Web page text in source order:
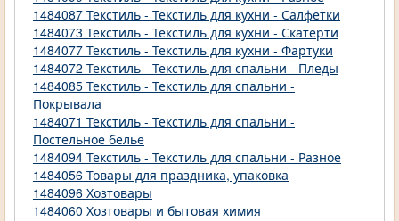
1484087 Текстиль - Текстиль для кухни - Салфетки
1484073 Текстиль - Текстиль для кухни - Скатерти
1484077 Текстиль - Текстиль для кухни - Фартуки
1484072 Текстиль - Текстиль для спальни - Пледы
1484085 Текстиль - Текстиль для спальни -
Покрывала
1484071 Текстиль - Текстиль для спальни -
Постельное бельё
1484094 Текстиль - Текстиль для спальни - Разное
1484056 Товары для праздника, упаковка
1484096 Хозтовары
1484060 Хозтовары и бытовая химия